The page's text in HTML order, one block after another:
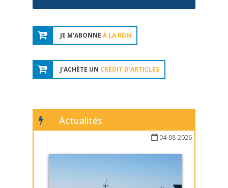
JE M'ABONNE À LA RDN
J'ACHÈTE UN CRÉDIT D'ARTICLES
Actualités
04-08-2026